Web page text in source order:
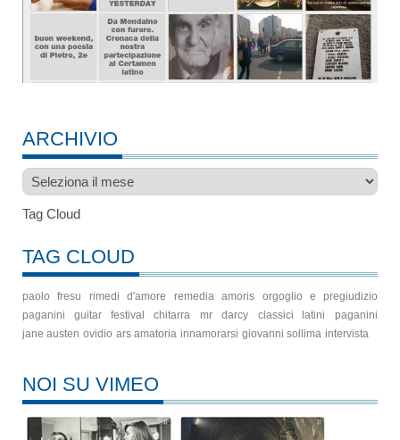
ARCHIVIO
Archivio
Tag Cloud
TAG CLOUD
paolo fresu rimedi d'amore remedia amoris
orgoglio e pregiudizio
paganini guitar festival
chitarra mr darcy classici latini
paganini
jane austen ovidio ars amatoria innamorarsi giovanni sollima intervista
NOI SU VIMEO